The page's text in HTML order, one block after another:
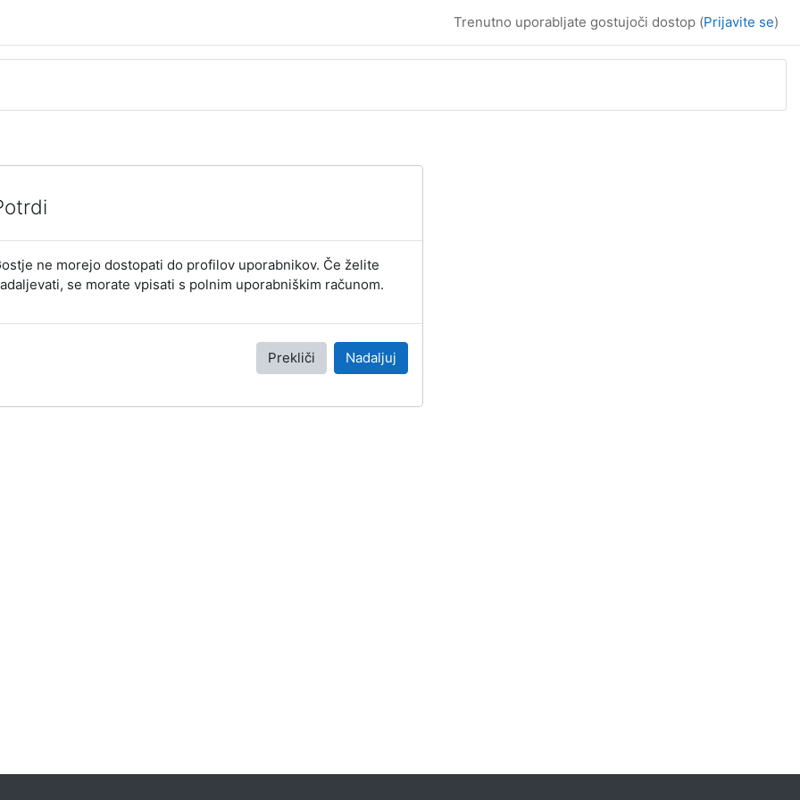
Trenutno uporabljate gostujoči dostop (Prijavite se)
ne morejo dostopati do profilov uporabnikov. Če želite
se morate vpisati s polnim uporabniškim računom.
Prekliči Nadaljuj